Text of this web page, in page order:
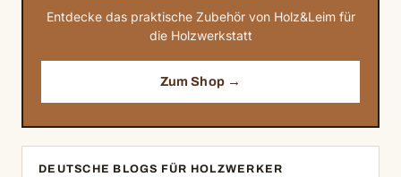
Entdecke das praktische Zubehör von Holz&Leim für
die Holzwerkstatt
Zum Shop →
DEUTSCHE BLOGS FÜR HOLZWERKER